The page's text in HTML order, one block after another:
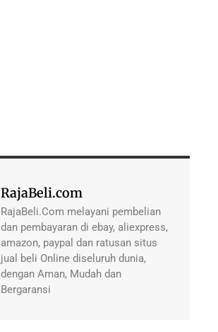
RajaBeli.com
RajaBeli.Com melayani pembelian
dan pembayaran di ebay, aliexpress,
amazon, paypal dan ratusan situs
jual beli Online diseluruh dunia,
dengan Aman, Mudah dan
Bergaransi